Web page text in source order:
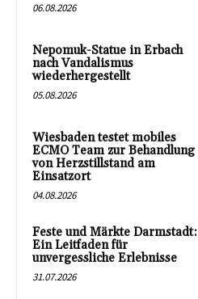
06.08.2026
Nepomuk-Statue in Erbach
nach Vandalismus
wiederhergestellt
05.08.2026
Wiesbaden testet mobiles
ECMO Team zur Behandlung
von Herzstillstand am
Einsatzort
04.08.2026
Feste und Märkte Darmstadt:
Ein Leitfaden für
unvergessliche Erlebnisse
31.07.2026